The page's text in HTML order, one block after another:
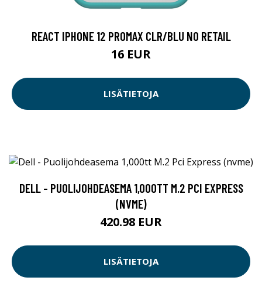
REACT IPHONE 12 PROMAX CLR/BLU NO RETAIL
16 EUR
LISÄTIETOJA
DELL - PUOLIJOHDEASEMA 1,000TT M.2 PCI EXPRESS
(NVME)
420.98 EUR
LISÄTIETOJA